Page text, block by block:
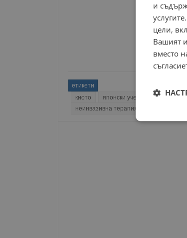
етикети
киото
японски учени мастни
неинвазивна терапия
и
услугите.
цели,
Вашият
вместо